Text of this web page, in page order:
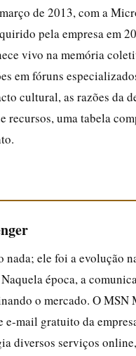
de 2013, com a
pela empresa em
vivo na memória
em fóruns
cultural, as razões da
recursos, uma tabela
ele foi a evolução
época, a
o mercado. O MSN
mail gratuito da
diversos serviços